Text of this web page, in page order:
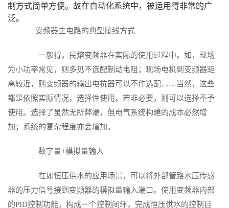
制方式简单方便。故在自动化系统中，被运用得非常的广
泛。
变频器主电路的典型接线方式
一般得，民熔变频器在实际的使用过程中。如，现场
为小功率常见，则多见不选配制动电阻；现场电机到变频器距
离较近，则变频器的输出电抗器可以不作选配……当然，这些
都是依照实际情况，选择性使用。若非必要，则可以选择不予
使用。选择了虽然无所弊端，但电气系统构建的成本必然增
加；系统的复杂程度亦会增加。
数字量+模拟量输入
在如恒压供水的应用场景，可以将外部管路水压传感
器的压力信号接到变频器的模拟量输入端口。使用变频器内部
的PID控制功能，构成一个控制闭环，完成恒压供水的控制目